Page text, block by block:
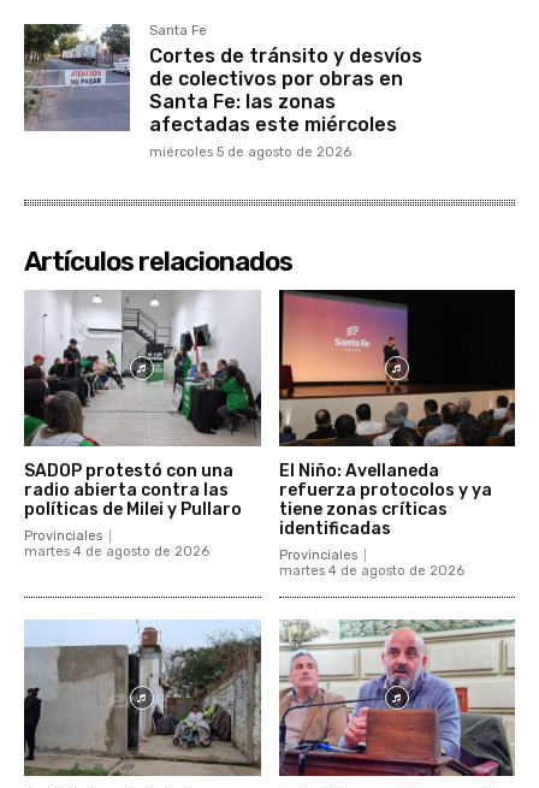
Santa Fe
Cortes de tránsito y desvíos
de colectivos por obras en
Santa Fe: las zonas
afectadas este miércoles
miércoles 5 de agosto de 2026
Artículos relacionados
SADOP protestó con una
radio abierta contra las
políticas de Milei y Pullaro
Provinciales
martes 4 de agosto de 2026
El Niño: Avellaneda
refuerza protocolos y ya
tiene zonas críticas
identificadas
Provinciales
martes 4 de agosto de 2026